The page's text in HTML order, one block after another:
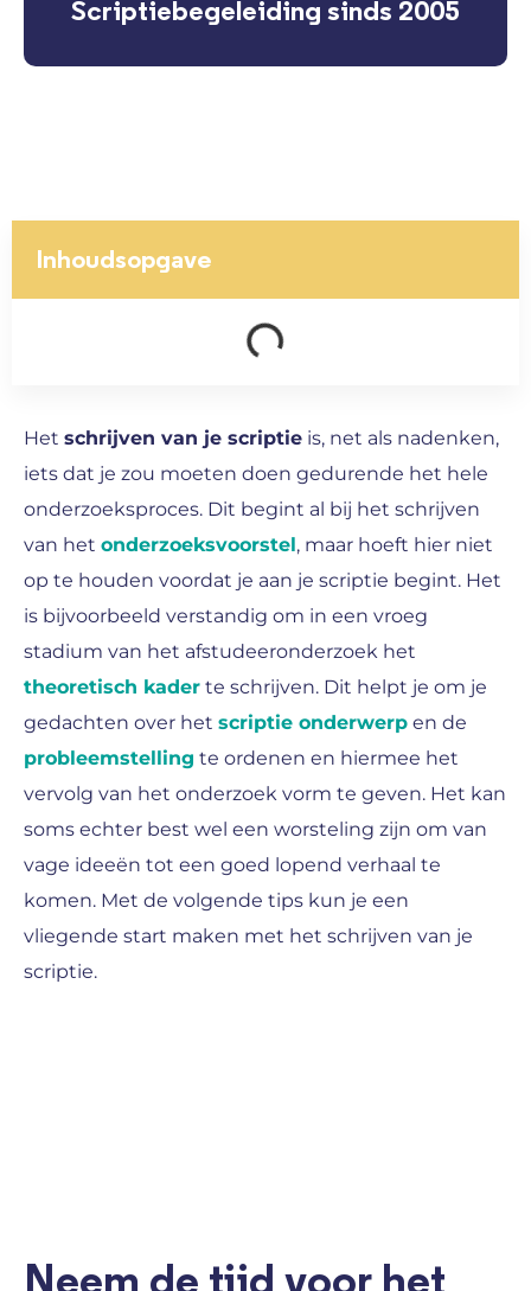
Scriptiebegeleiding sinds 2005
Inhoudsopgave
Het schrijven van je scriptie is, net als nadenken,
iets dat je zou moeten doen gedurende het hele
onderzoeksproces. Dit begint al bij het schrijven
van het onderzoeksvoorstel, maar hoeft hier niet
op te houden voordat je aan je scriptie begint. Het
is bijvoorbeeld verstandig om in een vroeg
stadium van het afstudeeronderzoek het
theoretisch kader te schrijven. Dit helpt je om je
gedachten over het scriptie onderwerp en de
probleemstelling te ordenen en hiermee het
vervolg van het onderzoek vorm te geven. Het kan
soms echter best wel een worsteling zijn om van
vage ideeën tot een goed lopend verhaal te
komen. Met de volgende tips kun je een
vliegende start maken met het schrijven van je
scriptie.